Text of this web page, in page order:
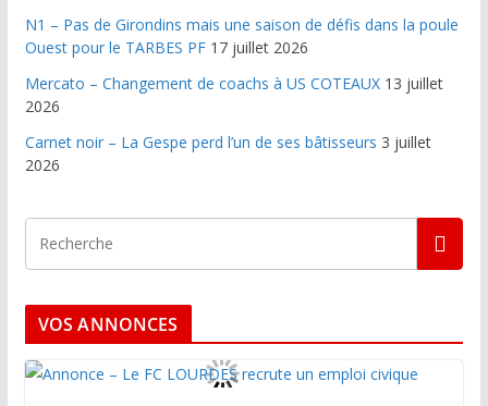
N1 – Pas de Girondins mais une saison de défis dans la poule
Ouest pour le TARBES PF 17 juillet 2026
Mercato – Changement de coachs à US COTEAUX 13 juillet
2026
Carnet noir – La Gespe perd l’un de ses bâtisseurs 3 juillet
2026
VOS ANNONCES